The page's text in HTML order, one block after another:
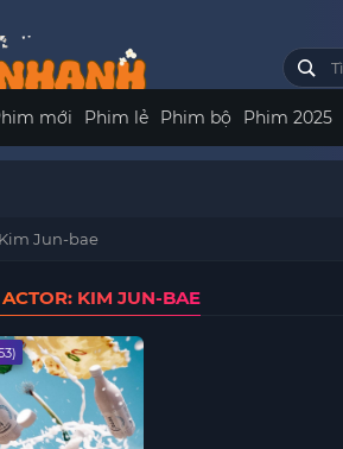
mới Phim lẻ Phim bộ Phim 2025
Kim Jun-bae
KIM JUN-BAE